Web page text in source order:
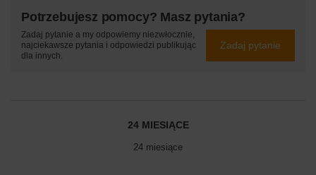
Potrzebujesz pomocy? Masz pytania?
Zadaj pytanie a my odpowiemy niezwłocznie,
najciekawsze pytania i odpowiedzi publikując
dla innych.
Zadaj pytanie
24 MIESIĄCE
24 miesiące